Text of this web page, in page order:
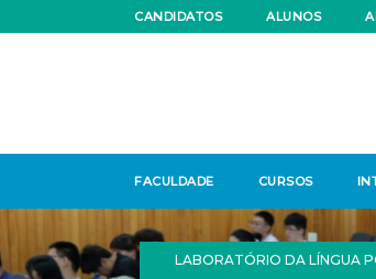
CANDIDATOS ALUNOS
FACULDADE CURSOS
LABORATÓRIO DA LÍNGUA